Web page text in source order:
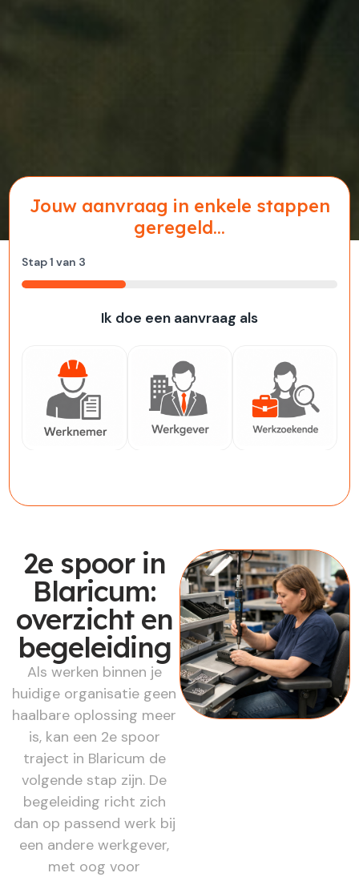
Jouw aanvraag in enkele stappen
geregeld...
Stap1 van 3
33%
Ik doe een aanvraag als
2e spoor in
Blaricum:
overzicht en
begeleiding
Als werken binnen je
huidige organisatie geen
haalbare oplossing meer
is, kan een 2e spoor
traject in Blaricum de
volgende stap zijn. De
begeleiding richt zich
dan op passend werk bij
een andere werkgever,
met oog voor